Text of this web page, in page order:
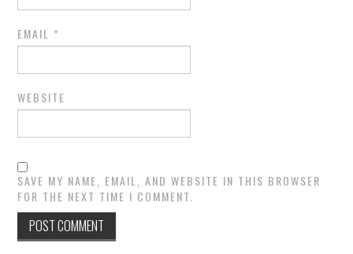
EMAIL *
WEBSITE
SAVE MY NAME, EMAIL, AND WEBSITE IN THIS BROWSER
FOR THE NEXT TIME I COMMENT.